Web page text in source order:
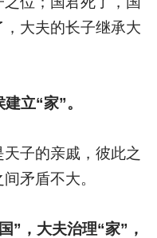
大夫的长子继承大
立“家”。
子的亲戚，彼此之
矛盾不大。
”，大夫治理“家”，